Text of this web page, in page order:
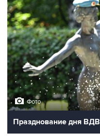
Фото
Празднование дня ВДВ